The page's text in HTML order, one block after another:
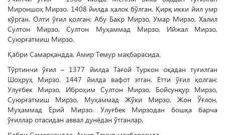
Мироншоҳ Мирзо. 1408 йилда ҳалок бўлган. Қирқ икки йил умр
кўрган. Олти ўғил қолган: Абу Бакр Мирзо, Умар Мирзо, Халил
Султон Мирзо, Султон Муҳаммад Мирзо, Ийжал Мирзо,
Суюрғатмиш Мирзо.
Қабри Самарқандда, Амир Темур мақбарасида.
Тўртинчи ўғил – 1377 йилда Тағой Туркон оқадан туғилган
Шоҳруҳ Мирзо. 1447 йилда вафот этган. Етти ўғил қолган:
Улуғбек Мирзо, Иброҳим Султон Мирзо, Бойсунқур Мирзо,
Суюрғатмиш Мирзо, Муҳаммад Жўки Мирзо, Жон Ўғлон,
Муҳаммад Ёрий Мирзо. Улуғбек Мирзодан бошқа барча
ўғиллар отасидан аввал дунёдан ўтганлар.